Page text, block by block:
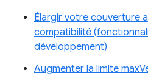
Élargir votre couverture
compatibilité
développement)
Augmenter la limite